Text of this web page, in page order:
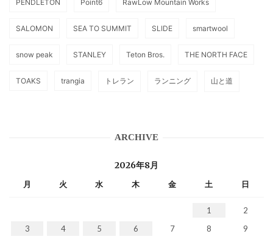
PENDLETON Point6 RawLow Mountain Works
SALOMON SEA TO SUMMIT SLIDE smartwool
snow peak STANLEY Teton Bros. THE NORTH FACE
TOAKS trangia トレラン ランニング 山と道
ARCHIVE
2026年8月
月 火 水 木 金 土 日
1
2
3
4 5 6 7 8
9